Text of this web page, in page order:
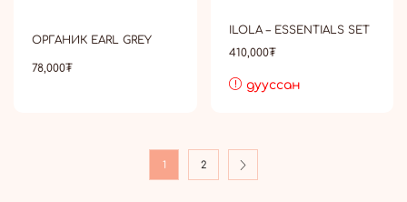
ОРГАНИК EARL GREY
78,000₮
ILOLA – ESSENTIALS SET
410,000₮
дууссан
1 2